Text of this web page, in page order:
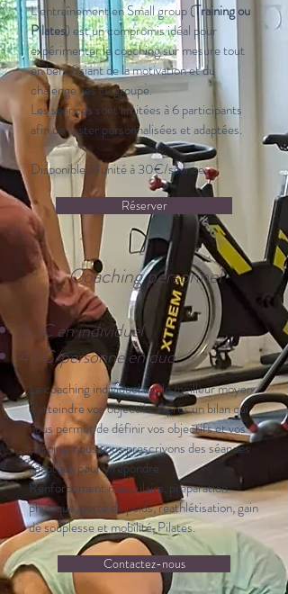
L’entraînement en Small group (Training ou
Pilates) est un compromis idéal pour
expérimenter le coaching sur mesure tout
en bénéficiant de la motivation et du
chalenge liés au groupe.
Les séances sont limitées à 6 participants
afin de rester personnalisées et adaptées.
Disponible à l'unité à 30€/séance.
Réserver
Coaching personnel
50€ en individuel
40€/personne en duo
Le coaching individuel est le meilleur moyen
d’atteindre vos objectifs. Après un bilan qui
nous permet de définir vos objectifs et vos
besoins, nous vous prescrivons des séances
adaptées pour y répondre.
Renforcement musculaire, préparation
physique, perte de poids, réathlétisation, gain
de souplesse et mobilité, Pilates.
Contactez-nous